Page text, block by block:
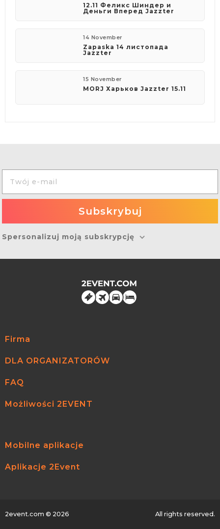
12.11 Феликс Шиндер и
Деньги Вперед Jazzter
14 November
Zapaska 14 листопада
Jazzter
15 November
MORJ Харьков Jazzter 15.11
Spersonalizuj moją subskrypcję
Firma
DLA ORGANIZATORÓW
FAQ
Możliwości 2EVENT
Mobilne aplikacje
Aplikacje 2Event
2event.com © 2026 All rights reserved.